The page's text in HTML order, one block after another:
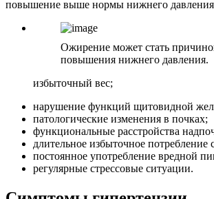
повышение выше нормы нижнего
Ожирение может стать
повышения нижнего давления.
избыточный вес;
нарушение функций щитовидной
патологические изменения в почках;
функциональные расстройства
длительное избыточное потребление
постоянное употребление вредной
регулярные стрессовые ситуации.